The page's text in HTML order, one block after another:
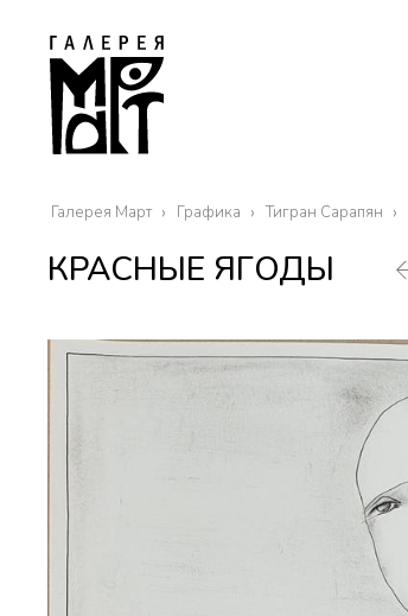
Галерея Март Графика Тигран Сарапян
КРАСНЫЕ ЯГОДЫ